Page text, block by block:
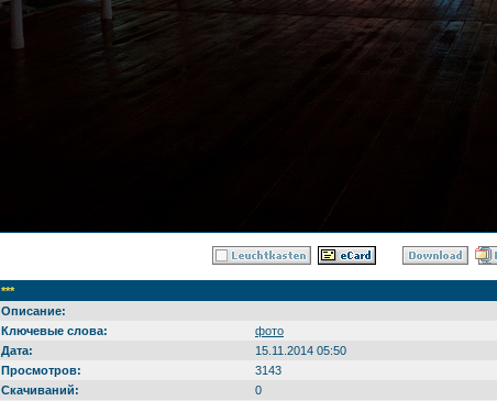
***
Описание:
Ключевые слова:
фото
Дата:
15.11.2014 05:50
Просмотров:
3143
Скачиваний:
0